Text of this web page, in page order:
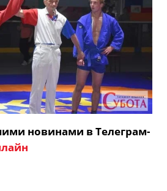
новинами в Телеграм-